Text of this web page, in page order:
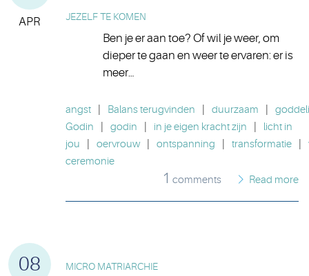
APR JEZELF TE KOMEN
Ben je er aan toe? Of wil je weer, om
dieper te gaan en weer te ervaren: er is
meer…
angst Balans terugvinden duurzaam
Godin
godin in je eigen kracht zijn
licht in
jou
oervrouw ontspanning transformatie
ceremonie
1 comments Read more
08 MICRO MATRIARCHIE